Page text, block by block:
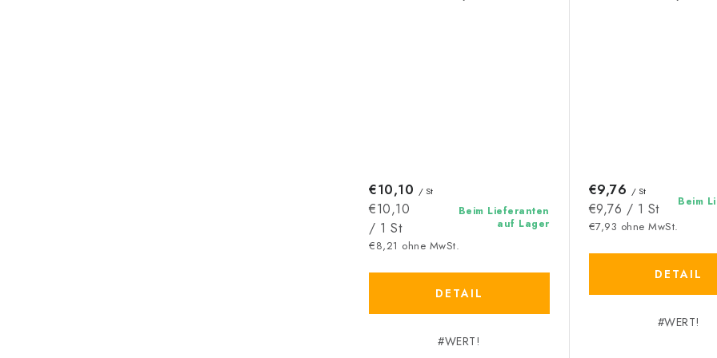
Beim Lieferanten
auf Lager
€8,21 ohne MwSt.
€10,10 / St
Verkaufspreis:
€10,10
/ 1 St
DETAIL
#WERT!
Beim
€7,93 ohne MwSt.
€9,76 / St
Verkaufspreis:
€9,76 / 1 St
DETAIL
#WERT!